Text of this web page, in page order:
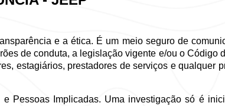
e a ética. É um meio seguro de
de conduta, a legislação vigente e/ou o Código
estagiários, prestadores de serviços e qualquer
Pessoas Implicadas. Uma investigação só é